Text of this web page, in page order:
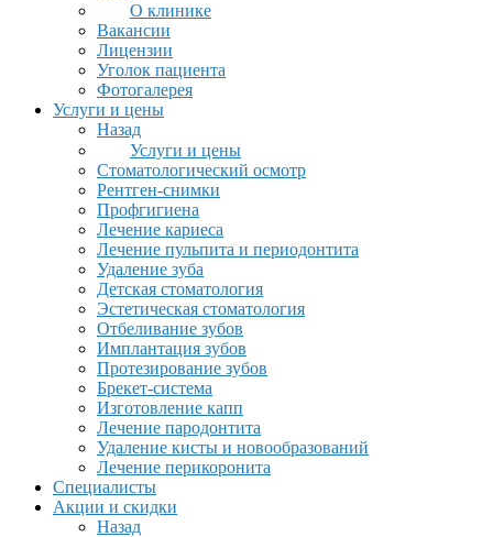
О клинике
Вакансии
Лицензии
Уголок пациента
Фотогалерея
Услуги и цены
Назад
Услуги и цены
Стоматологический осмотр
Рентген-снимки
Профгигиена
Лечение кариеса
Лечение пульпита и периодонтита
Удаление зуба
Детская стоматология
Эстетическая стоматология
Отбеливание зубов
Имплантация зубов
Протезирование зубов
Брекет-система
Изготовление капп
Лечение пародонтита
Удаление кисты и новообразований
Лечение перикоронита
Специалисты
Акции и скидки
Назад